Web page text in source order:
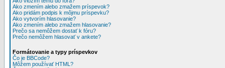
Ako zmením alebo zmažem príspevok?
Ako pridám podpis k môjmu príspevku?
Ako vytvorím hlasovanie?
Ako zmením alebo zmažem hlasovanie?
Prečo sa nemôžem dostať k fóru?
Prečo nemôžem hlasovať v ankete?
Formátovanie a typy príspevkov
Čo je BBCode?
Môžem používať HTML?